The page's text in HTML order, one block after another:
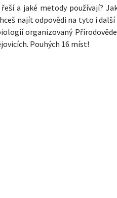
a jaké metody používají?
najít odpovědi na tyto i další
organizovaný
Pouhých 16 míst!